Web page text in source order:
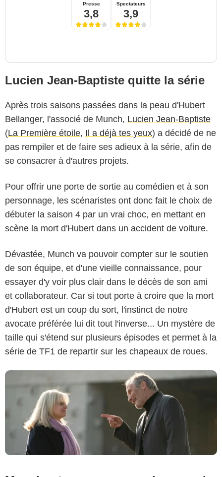
Presse
3,8
Spectateurs
3,9
Lucien Jean-Baptiste quitte la série
Après trois saisons passées dans la peau d'Hubert
Bellanger, l'associé de Munch, Lucien Jean-Baptiste
(La Première étoile, Il a déjà tes yeux) a décidé de ne
pas rempiler et de faire ses adieux à la série, afin de
se consacrer à d'autres projets.
Pour offrir une porte de sortie au comédien et à son
personnage, les scénaristes ont donc fait le choix de
débuter la saison 4 par un vrai choc, en mettant en
scène la mort d'Hubert dans un accident de voiture.
Dévastée, Munch va pouvoir compter sur le soutien
de son équipe, et d'une vieille connaissance, pour
essayer d'y voir plus clair dans le décès de son ami
et collaborateur. Car si tout porte à croire que la mort
d'Hubert est un coup du sort, l'instinct de notre
avocate préférée lui dit tout l'inverse... Un mystère de
taille qui s'étend sur plusieurs épisodes et permet à la
série de TF1 de repartir sur les chapeaux de roues.